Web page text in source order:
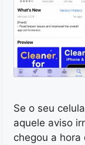
Se o seu
aquele aviso
chegou a